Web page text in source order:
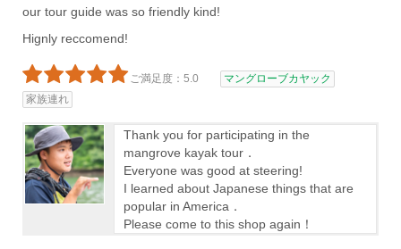
our tour guide was so friendly kind!
Hignly reccomend!
ご満足度：5.0
マングローブカヤック
家族連れ
Thank you for participating in the
mangrove kayak tour．
Everyone was good at steering!
I learned about Japanese things that are
popular in America．
Please come to this shop again！